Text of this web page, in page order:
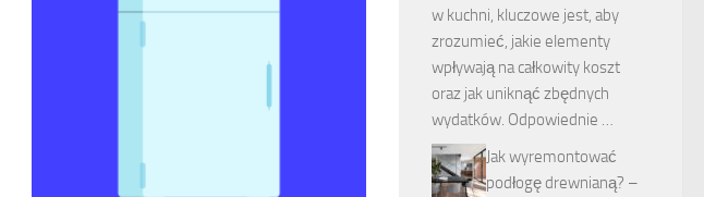
w kuchni, kluczowe jest, aby
zrozumieć, jakie elementy
wpływają na całkowity koszt
oraz jak uniknąć zbędnych
wydatków. Odpowiednie …
Jak wyremontować
podłogę drewnianą? –